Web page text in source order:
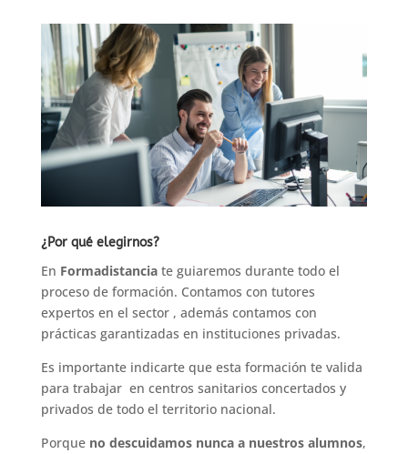
¿Por qué elegirnos?
En Formadistanciate guiaremos durante todo el
proceso de formación. Contamos con tutores
expertos en el sector , además contamos con
prácticas garantizadas en instituciones privadas.
Es importante indicarte que esta formación te valida
para trabajar en centros sanitarios concertados y
privados de todo el territorio nacional.
Porque no descuidamos nunca a nuestros alumnos,